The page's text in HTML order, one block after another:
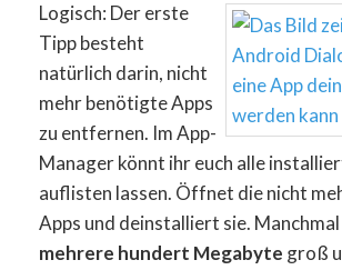
Logisch: Der erste
Tipp besteht
natürlich darin, nicht
mehr benötigte Apps
zu entfernen. Im App-
Manager könnt ihr euch alle
auflisten lassen. Öffnet die nicht
Apps und deinstalliert sie.
mehrere hundert Megabyte groß